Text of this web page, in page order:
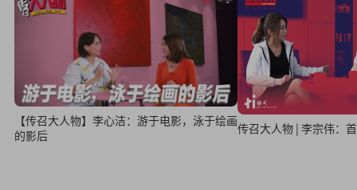
【传召大人物】李心洁：游于电影，泳于绘画
的影后
传召大人物 | 李宗伟：